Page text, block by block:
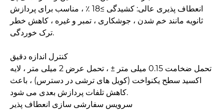
انعطاف پذیری عالی: کشیدگی ≥18 ٪ ، مناسب برای پردازش
ثانویه مانند خم شدن ، جوشکاری ، تمبر و غیره ، کاهش خطر
ترک خوردگی.
کنترل اندازه دقیق
تحمل ضخامت 0.15 میلی متر ± ، ​​تحمل عرض 2 میلی متر ، لایه
اکسید سطح یکنواخت (کویل های ترشی در دسترس) ، باعث
کاهش تلفات پردازش بعدی می شود.
سرویس سفارشی سازی انعطاف پذیر